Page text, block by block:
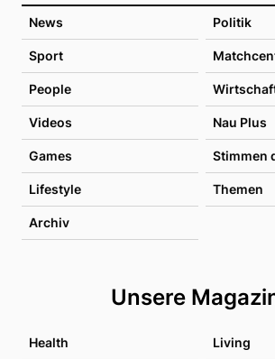
News Politik
Sport
People
Videos Nau Plus
Games Stimmen
Lifestyle Themen
Archiv
Unsere
Health Living